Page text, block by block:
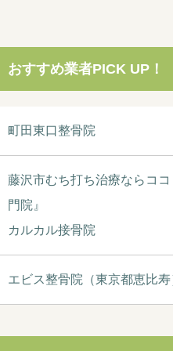
おすすめ業者PICK UP！
町田東口整骨院
藤沢市むち打ち治療ならコ
門院』
カルカル接骨院
エビス整骨院（東京都恵比寿